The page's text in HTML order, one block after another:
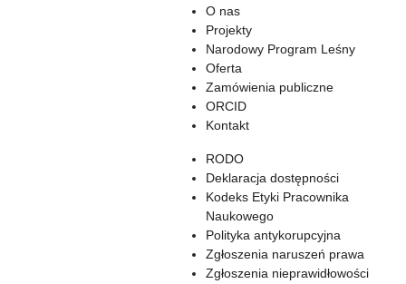
O nas
Projekty
Narodowy Program Leśny
Oferta
Zamówienia publiczne
ORCID
Kontakt
RODO
Deklaracja dostępności
Kodeks Etyki Pracownika
Naukowego
Polityka antykorupcyjna
Zgłoszenia naruszeń prawa
Zgłoszenia nieprawidłowości